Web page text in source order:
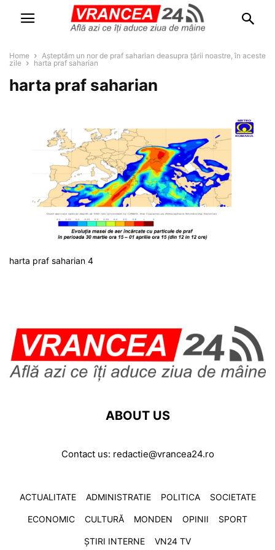
Home
Așteptăm un nor de praf saharian deasupra țării noastre, în aceste
zile
harta praf saharian
harta praf saharian
harta praf saharian 4
ABOUT US
Contact us: redactie@vrancea24.ro
ACTUALITATE ADMINISTRATIE POLITICA SOCIETATE
ECONOMIC CULTURĂ MONDEN OPINII SPORT
ȘTIRI INTERNE VN24 TV